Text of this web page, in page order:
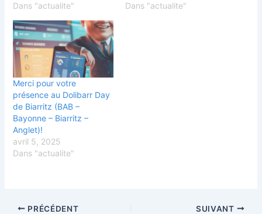
Dans "actualite"
Dans "actualite"
Merci pour votre
présence au Dolibarr Day
de Biarritz (BAB –
Bayonne – Biarritz –
Anglet)!
avril 5, 2025
Dans "actualite"
PRÉCÉDENT SUIVANT